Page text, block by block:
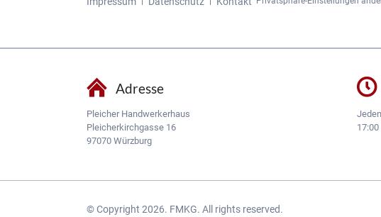
Adresse
Pleicher Handwerkerhaus
Pleicherkirchgasse 16
97070 Würzburg
17:00
© Copyright 2026. FMKG. All rights reserved.